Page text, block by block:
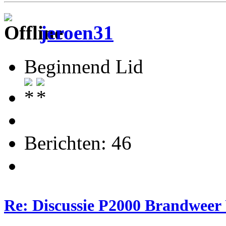
jeroen31
Beginnend Lid
Berichten: 46
Re: Discussie P2000